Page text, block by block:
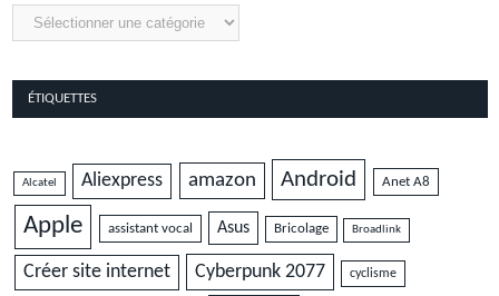
Catégories
ÉTIQUETTES
Alcatel Aliexpress amazon Android Anet A8
Apple assistant vocal Asus Bricolage Broadlink
Créer site internet Cyberpunk 2077 cyclisme